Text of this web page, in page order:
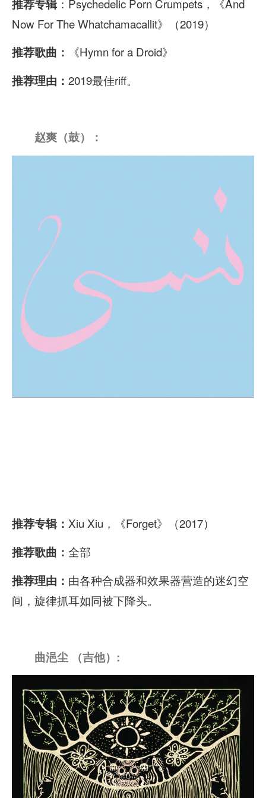
i
P
l
r
推荐专辑：Psychedelic Porn Crumpets，《And
Now For The Whatchamacallit》（2019）
推荐歌曲：
《Hymn for a Droid》
推荐理由： 2019最佳riff。
赵爽（鼓）：
推荐专辑： Xiu Xiu，《Forget》（2017）
推荐歌曲： 全部
推荐理由： 由各种合成器和效果器营造的迷幻空
间，旋律抓耳如同被下降头。
曲浥尘 （吉他）: